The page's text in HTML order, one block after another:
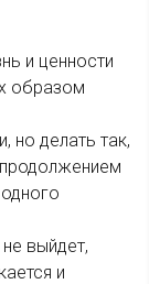
и ценности
образом
но делать так,
выйдет,
и